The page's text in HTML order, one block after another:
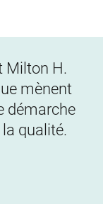
Milton H.
mènent
démarche
qualité.